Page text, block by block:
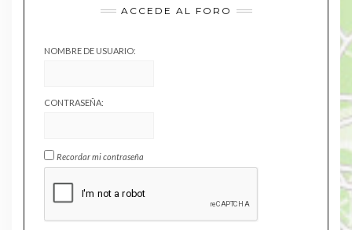
ACCEDE AL FORO
NOMBRE DE USUARIO:
CONTRASEÑA:
Recordar mi contraseña